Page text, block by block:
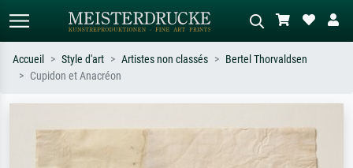
ex. Monet, Nuit étoilée,
impressionnisme, vague de Hokusai,
abstrait avec beaucoup de rouge,
tableau sombre, nu debout près d'un
arbre.
Accueil Style d'art Artistes non classés
Bertel Thorvaldsen
Cupidon et Anacréon